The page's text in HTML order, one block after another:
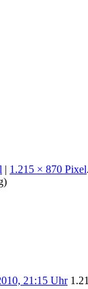
| 1.215 × 870 Pixel.
)